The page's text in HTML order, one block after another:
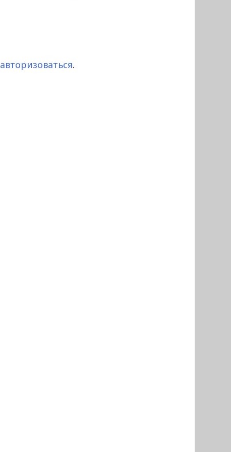
авторизоваться.